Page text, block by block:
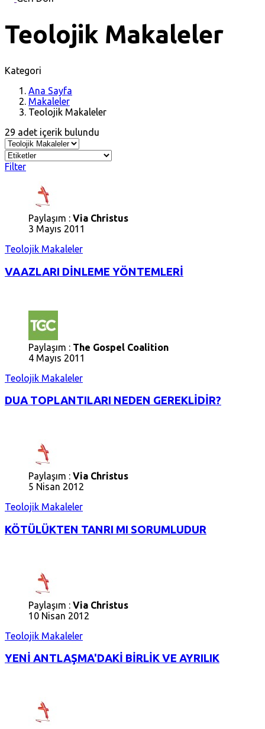
Teolojik Makaleler
Kategori
Ana Sayfa
Makaleler
Teolojik Makaleler
29 adet içerik bulundu
Filter
Paylaşım : Via Christus
3 Mayıs 2011
Teolojik Makaleler
VAAZLARI DİNLEME YÖNTEMLERİ
Paylaşım : The Gospel Coalition
4 Mayıs 2011
Teolojik Makaleler
DUA TOPLANTILARI NEDEN GEREKLİDİR?
Paylaşım : Via Christus
5 Nisan 2012
Teolojik Makaleler
KÖTÜLÜKTEN TANRI MI SORUMLUDUR
Paylaşım : Via Christus
10 Nisan 2012
Teolojik Makaleler
YENİ ANTLAŞMA'DAKİ BİRLİK VE AYRILIK